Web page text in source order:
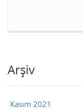
Arşiv
Kasım 2021